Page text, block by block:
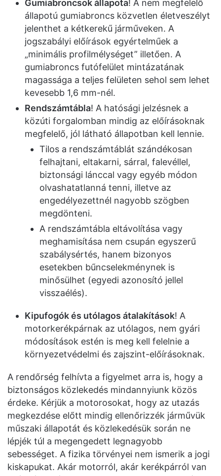
Gumiabroncsok állapota! A nem megfelelő
állapotú gumiabroncs közvetlen életveszélyt
jelenthet a kétkerekű járműveken. A
jogszabályi előírások egyértelműek a
„minimális profilmélységet” illetően. A
gumiabroncs futófelület mintázatának
magassága a teljes felületen sehol sem lehet
kevesebb 1,6 mm-nél.
Rendszámtábla! A hatósági jelzésnek a
közúti forgalomban mindig az előírásoknak
megfelelő, jól látható állapotban kell lennie.
Tilos a rendszámtáblát szándékosan
felhajtani, eltakarni, sárral, falevéllel,
biztonsági lánccal vagy egyéb módon
olvashatatlanná tenni, illetve az
engedélyezettnél nagyobb szögben
megdönteni.
A rendszámtábla eltávolítása vagy
meghamisítása nem csupán egyszerű
szabálysértés, hanem bizonyos
esetekben bűncselekménynek is
minősülhet (egyedi azonosító jellel
visszaélés).
Kipufogók és utólagos átalakítások! A
motorkerékpárnak az utólagos, nem gyári
módosítások estén is meg kell felelnie a
környezetvédelmi és zajszint-előírásoknak.
A rendőrség felhívta a figyelmet arra is, hogy a
biztonságos közlekedés mindannyiunk közös
érdeke. Kérjük a motorosokat, hogy az utazás
megkezdése előtt mindig ellenőrizzék járművük
műszaki állapotát és közlekedésük során ne
lépjék túl a megengedett legnagyobb
sebességet. A fizika törvényei nem ismerik a jogi
kiskapukat. Akár motorról, akár kerékpárról van